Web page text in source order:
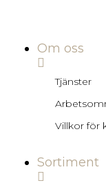
Om oss
Tjänster
Villkor för
Sortiment